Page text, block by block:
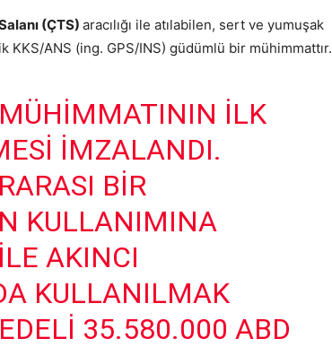
(ÇTS) aracılığı ile atılabilen, sert ve yumuşak
KKS/ANS (ing. GPS/INS) güdümlü bir mühimmattır.
ILK
IMZALANDI.
BIR
KULLANIMINA
AKINCI
KULLANILMAK
35.580.000 ABD